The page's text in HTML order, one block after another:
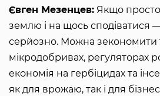
Євген Мезенцев: Якщо
землю і на щось сподіватися
серйозно. Можна зекономити
мікродобривах, регуляторах
економія на гербіцидах та
як для врожаю, так і для